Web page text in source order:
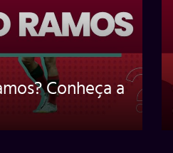
Conheça a